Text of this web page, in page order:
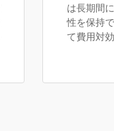
は長期間
性を保持
て費用対